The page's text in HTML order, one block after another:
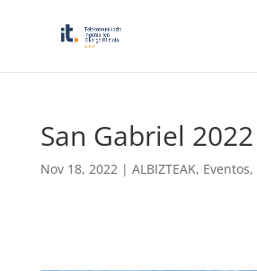
San Gabriel 2022
Nov 18, 2022| ALBIZTEAK, Eventos,